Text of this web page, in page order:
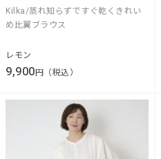
Kilka/蒸れ知らずですぐ乾くきれい
め比翼ブラウス
レモン
9,900円（税込）